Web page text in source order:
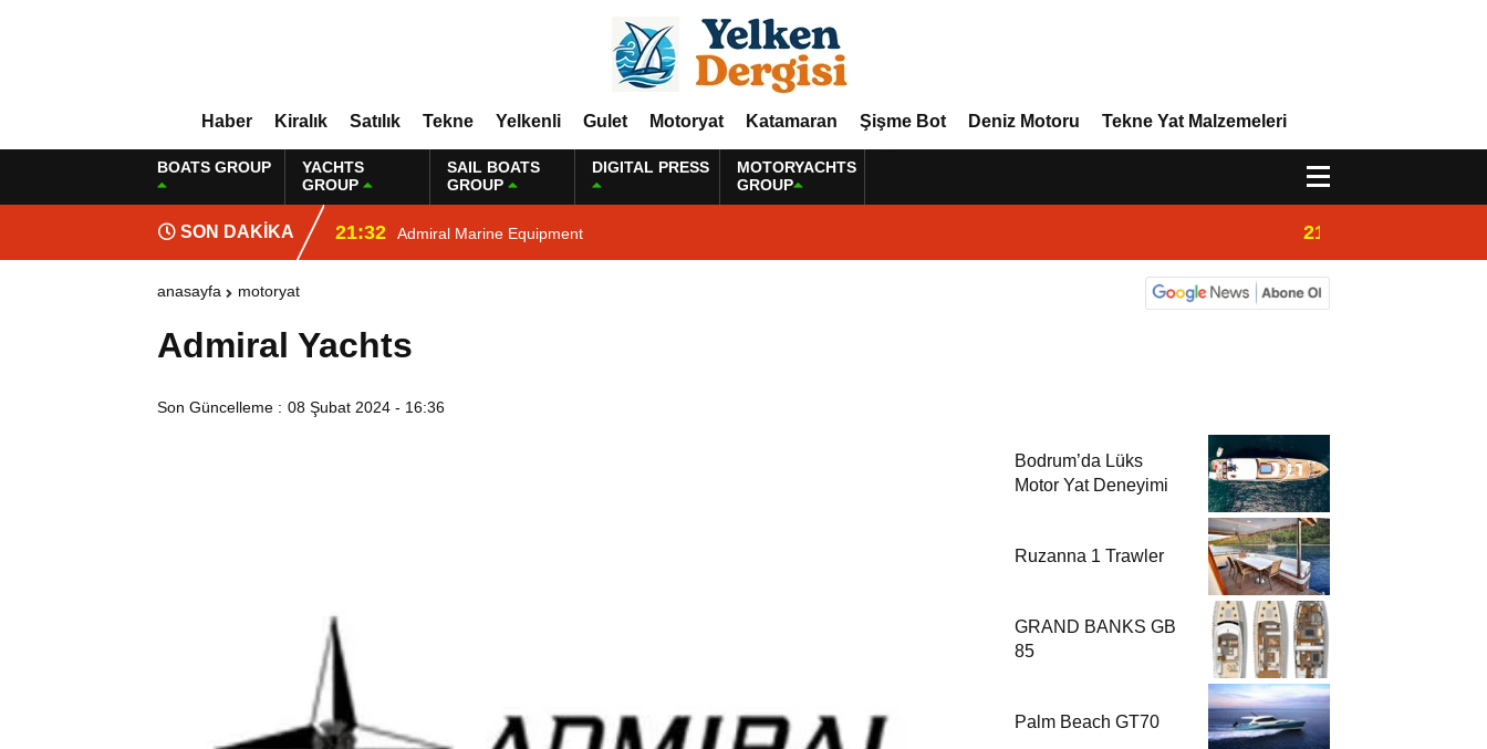
Haber Kiralık Satılık Tekne Yelkenli Gulet Motoryat Katamaran Şişme Bot Deniz Motoru Tekne Yat Malzemeleri
BOATS GROUP
YACHTS
GROUP
SAIL BOATS
GROUP
DIGITAL PRESS
MOTORYACHTS
GROUP
SON DAKİKA 21:32 Admiral Marine Equipment 21:02
anasayfa motoryat
Admiral Yachts
Son Güncelleme : 08 Şubat 2024 - 16:36
Bodrum’da Lüks
Motor Yat Deneyimi
Ruzanna 1 Trawler
GRAND BANKS GB
85
Palm Beach GT70